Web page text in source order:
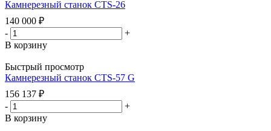
Камнерезный станок CTS-26
140 000 ₽
-
+
В корзину
Быстрый просмотр
Камнерезный станок CTS-57 G
156 137 ₽
-
+
В корзину